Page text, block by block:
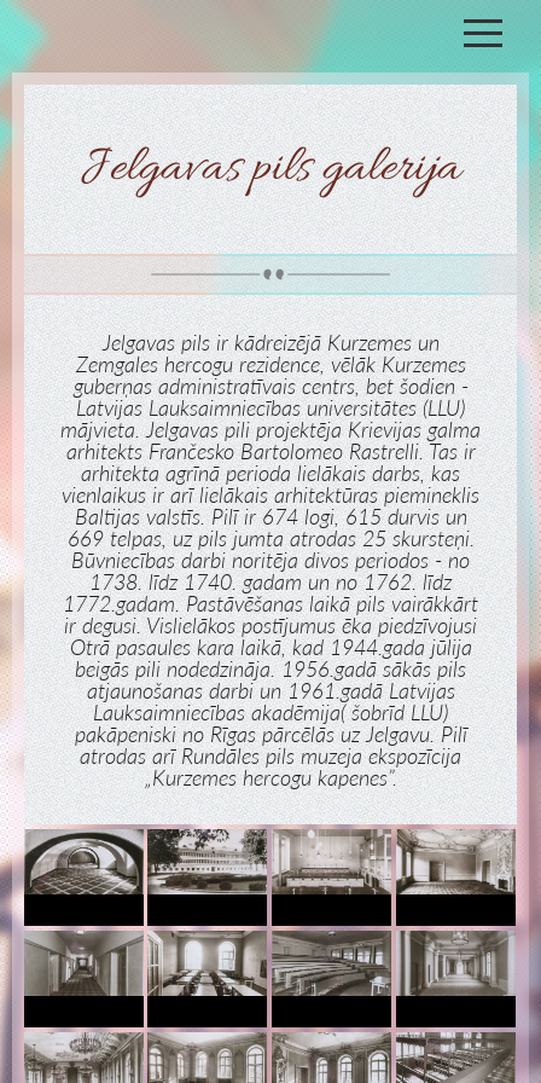
Sākums
Galerija
Atmiņas spēle
Jelgavas pils galerija
Jelgavas pils ir kādreizējā Kurzemes un
Zemgales hercogu rezidence, vēlāk Kurzemes
guberņas administratīvais centrs, bet šodien -
Latvijas Lauksaimniecības universitātes (LLU)
mājvieta. Jelgavas pili projektēja Krievijas galma
arhitekts Frančesko Bartolomeo Rastrelli. Tas ir
arhitekta agrīnā perioda lielākais darbs, kas
vienlaikus ir arī lielākais arhitektūras piemineklis
Baltijas valstīs. Pilī ir 674 logi, 615 durvis un
669 telpas, uz pils jumta atrodas 25 skursteņi.
Būvniecības darbi noritēja divos periodos - no
1738. līdz 1740. gadam un no 1762. līdz
1772.gadam. Pastāvēšanas laikā pils vairākkārt
ir degusi. Vislielākos postījumus ēka piedzīvojusi
Otrā pasaules kara laikā, kad 1944.gada jūlija
beigās pili nodedzināja. 1956.gadā sākās pils
atjaunošanas darbi un 1961.gadā Latvijas
Lauksaimniecības akadēmija( šobrīd LLU)
pakāpeniski no Rīgas pārcēlās uz Jelgavu. Pilī
atrodas arī Rundāles pils muzeja ekspozīcija
„Kurzemes hercogu kapenes”.